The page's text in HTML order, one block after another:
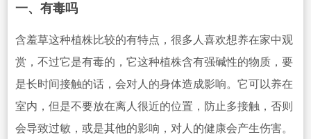
一、有毒吗
含羞草这种植株比较的有特点，很多人喜欢想养在家中观
赏，不过它是有毒的，它这种植株含有强碱性的物质，要
是长时间接触的话，会对人的身体造成影响。它可以养在
室内，但是不要放在离人很近的位置，防止多接触，否则
会导致过敏，或是其他的影响，对人的健康会产生伤害。